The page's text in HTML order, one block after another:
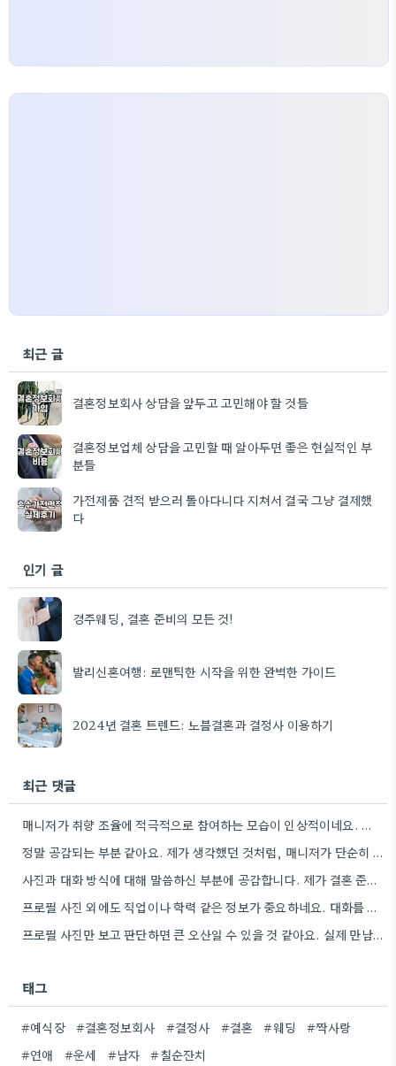
최근 글
결혼정보회사 상담을 앞두고 고민해야 할 것들
결혼정보업체 상담을 고민할 때 알아두면 좋은 현실적인 부
분들
가전제품 견적 받으러 돌아다니다 지쳐서 결국 그냥 결제했
다
인기 글
경주웨딩, 결혼 준비의 모든 것!
발리신혼여행: 로맨틱한 시작을 위한 완벽한 가이드
2024년 결혼 트렌드: 노블결혼과 결정사 이용하기
최근 댓글
매니저가 취향 조율에 적극적으로 참여하는 모습이 인상적이네요. 특히, 불편했던 부분을 솔직하게 이야기하는 게 중요하다고 말씀하신…
정말 공감되는 부분 같아요. 제가 생각했던 것처럼, 매니저가 단순히 이상형을 찾는 것뿐 아니라, 제 실제…
사진과 대화 방식에 대해 말씀하신 부분에 공감합니다. 제가 결혼 준비하면서 비슷한 고민을 했던 경험이 있어서,…
프로필 사진 외에도 직업이나 학력 같은 정보가 중요하네요. 대화를 통해 가치관이 맞지 않으면 정말 답답할…
프로필 사진만 보고 판단하면 큰 오산일 수 있을 것 같아요. 실제 만남에서 가치관 차이 때문에…
태그
#예식장 #결혼정보회사 #결정사 #결혼 #웨딩
#짝사랑
#연애
#운세 #남자 #칠순잔치